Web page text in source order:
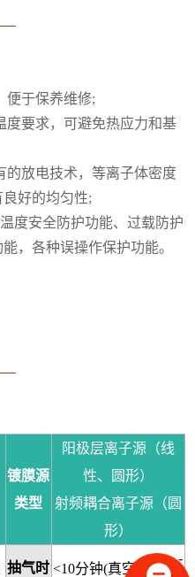
便于保养维修;
度要求，可避免热应力和基
的放电技术，等离子体密度
好的均匀性;
度安全防护功能、过载防护
，各种误操作保护功能。
镀膜源
类型
阳极层离子源（线
性、圆形）
射频耦合离子源（圆
形）
抽气时 <10分钟(真空度5x10
-